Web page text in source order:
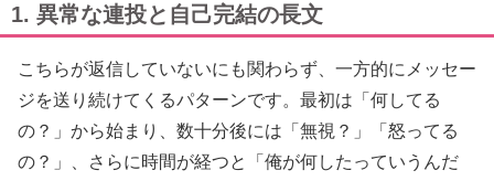
1. 異常な連投と自己完結の長文
こちらが返信していないにも関わらず、一方的にメッセー
ジを送り続けてくるパターンです。最初は「何してる
の？」から始まり、数十分後には「無視？」「怒ってる
の？」、さらに時間が経つと「俺が何したっていうんだ